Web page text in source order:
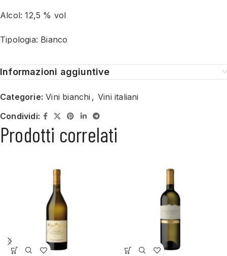
Alcol: 12,5 % vol
Tipologia: Bianco
Informazioni aggiuntive
Categorie: Vini bianchi , Vini italiani
Condividi:
Prodotti correlati